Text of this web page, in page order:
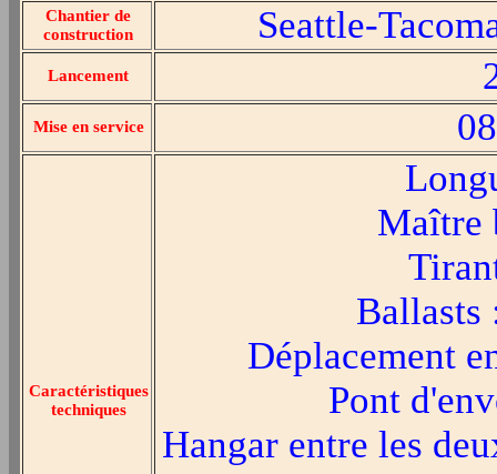
Chantier de
construction
Seattle-
Lancement
Mise en service
Caractéristiques
techniques
Maître
Ballasts
Déplacement
Pont
Hangar entre les